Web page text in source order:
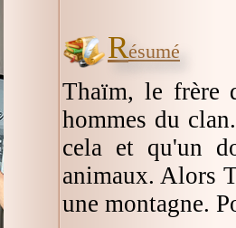
Résumé
Thaïm, le frère
hommes du
cela et qu'un
animaux. Alors
une montagne.